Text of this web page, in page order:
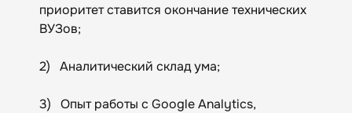
приоритет ставится окончание технических
ВУЗов;
2) Аналитический склад ума;
3) Опыт работы с Google Analytics,